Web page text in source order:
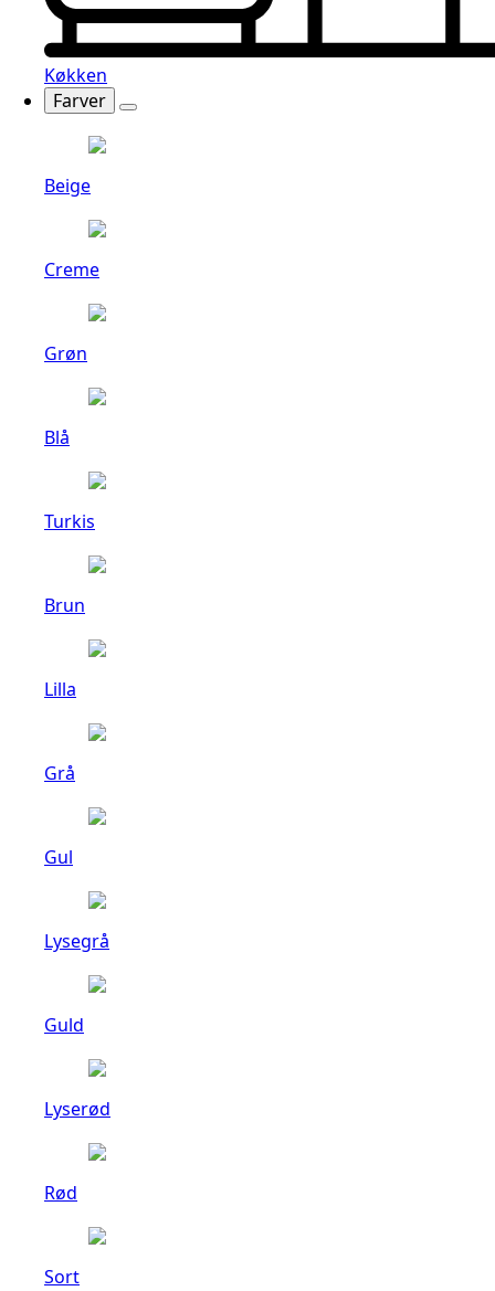
Køkken
Farver
Beige
Creme
Grøn
Blå
Turkis
Brun
Lilla
Grå
Gul
Lysegrå
Guld
Lyserød
Rød
Sort